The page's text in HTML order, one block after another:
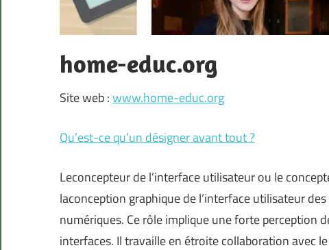
home-educ.org
Site web :www.home-educ.org
Qu’est-ce qu’un désigner avant tout ?
Leconcepteur de l’interface utilisateur ou le
laconception graphique de l’interface utilisateur
numériques. Ce rôle implique une forte perception
interfaces. Il travaille en étroite collaboration avec